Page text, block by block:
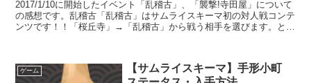
2017/1/10に開始したイベント「乱稽古」、「襲撃!寺田屋」について
の感想です。乱稽古「乱稽古」はサムライスキーマ初の対人戦コンテ
ンツです！！「桜丘寺」→「乱稽古」から戦う相手を選びます。とは
ゲーム
【サムライスキーマ】手形小町